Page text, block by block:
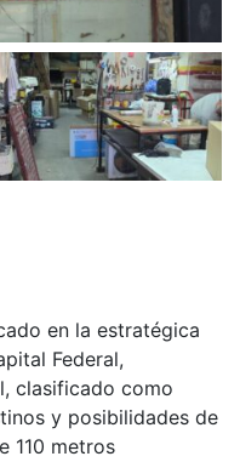
en la estratégica
Federal,
clasificado como
y posibilidades de
110 metros